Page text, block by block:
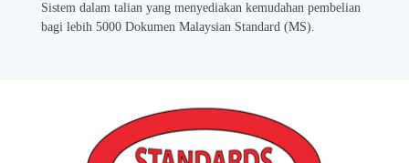
Sistem dalam talian yang menyediakan kemudahan pembelian
bagi lebih 5000 Dokumen Malaysian Standard (MS).